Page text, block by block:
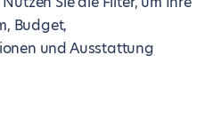
Budget,
und Ausstattung